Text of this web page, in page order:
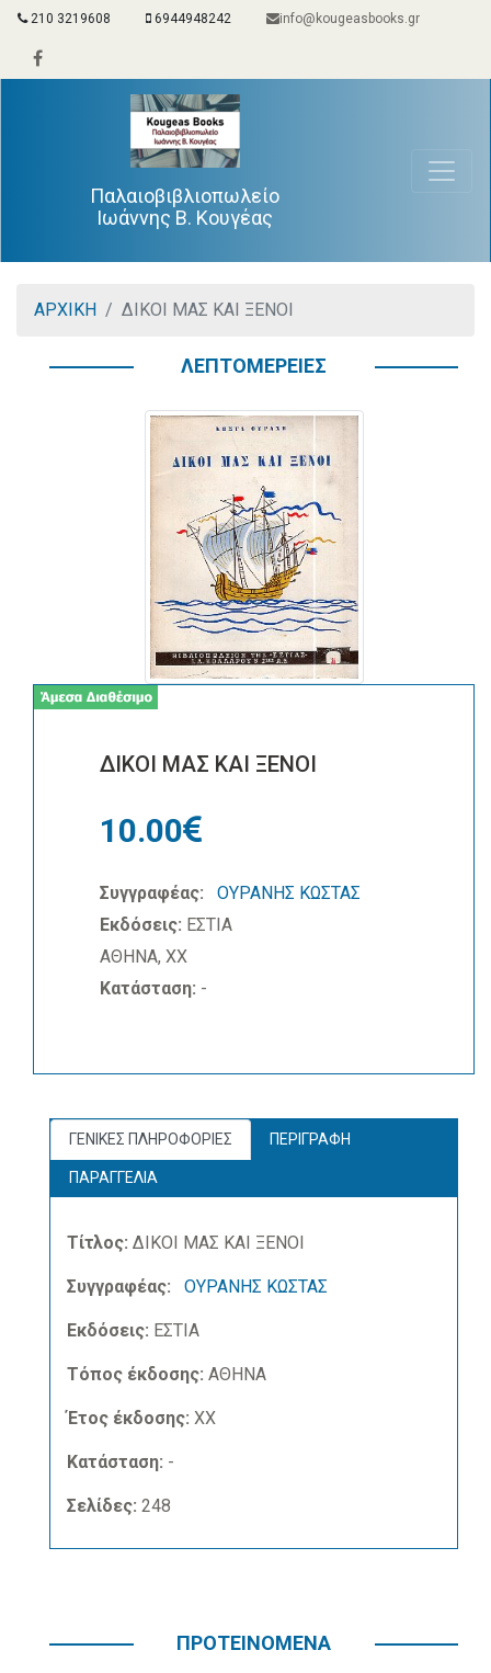
210 3219608 6944948242 info@kougeasbooks.gr
Παλαιοβιβλιοπωλείο
Ιωάννης Β. Κουγέας
ΑΡΧΙΚΗ ΔΙΚΟΙ ΜΑΣ ΚΑΙ ΞΕΝΟΙ
ΛΕΠΤΟΜΕΡΕΙΕΣ
ΔΙΚΟΙ ΜΑΣ ΚΑΙ ΞΕΝΟΙ
10.00
Συγγραφέας:
ΟΥΡΑΝΗΣ ΚΩΣΤΑΣ
Εκδόσεις: ΕΣΤΙΑ
ΑΘΗΝΑ, ΧΧ
Κατάσταση: -
ΓΕΝΙΚΕΣ ΠΛΗΡΟΦΟΡΙΕΣ ΠΕΡΙΓΡΑΦΗ
ΠΑΡΑΓΓΕΛΙΑ
Τίτλος: ΔΙΚΟΙ ΜΑΣ ΚΑΙ ΞΕΝΟΙ
Συγγραφέας: ΟΥΡΑΝΗΣ ΚΩΣΤΑΣ
Εκδόσεις: ΕΣΤΙΑ
Τόπος έκδοσης: ΑΘΗΝΑ
Έτος έκδοσης: ΧΧ
Κατάσταση: -
Σελίδες: 248
ΠΡΟΤΕΙΝΟΜΕΝΑ